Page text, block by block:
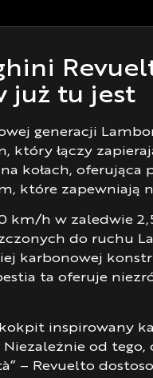
już tu jest
generacji
który łączy
kołach,
które zapewniają
km/h w zaledwie
do ruchu
karbonowej
ta oferuje
inspirowany
od tego,
– Revuelto